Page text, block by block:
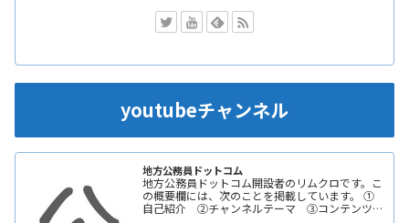
youtubeチャンネル
地方公務員ドットコム
地方公務員ドットコム開設者のリムクロです。こ
の概要欄には、次のことを掲載しています。 ①
自己紹介 ②チャンネルテーマ ③コンテンツ